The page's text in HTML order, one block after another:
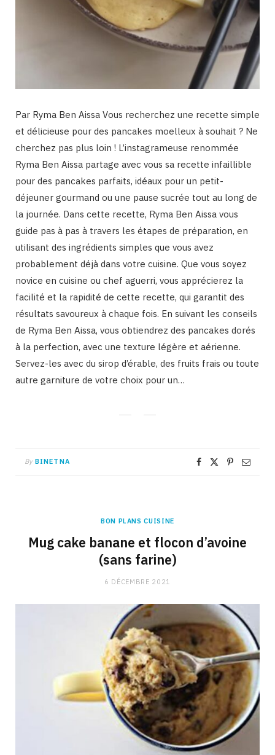
Par Ryma Ben Aissa Vous recherchez une recette simple
et délicieuse pour des pancakes moelleux à souhait ? Ne
cherchez pas plus loin ! L’instagrameuse renommée
Ryma Ben Aissa partage avec vous sa recette infaillible
pour des pancakes parfaits, idéaux pour un petit-
déjeuner gourmand ou une pause sucrée tout au long de
la journée. Dans cette recette, Ryma Ben Aissa vous
guide pas à pas à travers les étapes de préparation, en
utilisant des ingrédients simples que vous avez
probablement déjà dans votre cuisine. Que vous soyez
novice en cuisine ou chef aguerri, vous apprécierez la
facilité et la rapidité de cette recette, qui garantit des
résultats savoureux à chaque fois. En suivant les conseils
de Ryma Ben Aissa, vous obtiendrez des pancakes dorés
à la perfection, avec une texture légère et aérienne.
Servez-les avec du sirop d’érable, des fruits frais ou toute
autre garniture de votre choix pour un…
By BINETNA
BON PLANS CUISINE
Mug cake banane et flocon d’avoine
(sans farine)
6 DÉCEMBRE 2021